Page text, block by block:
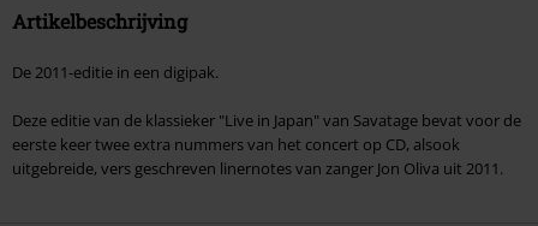
Artikelbeschrijving
De 2011-editie in een digipak.
Deze editie van de klassieker "Live in Japan" van Savatage bevat voor de
eerste keer twee extra nummers van het concert op CD, alsook
uitgebreide, vers geschreven linernotes van zanger Jon Oliva uit 2011.